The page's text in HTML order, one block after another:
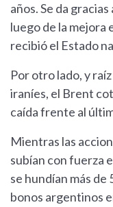
años. Se da
luego de la mejora
recibió el Estado
Por otro lado, y
iraníes, el Brent
caída frente al
Mientras las
subían con fuerza
se hundían más de
bonos argentinos